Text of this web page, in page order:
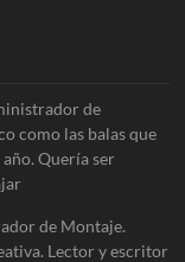
de
como las balas que
Quería ser
de Montaje.
Lector y escritor